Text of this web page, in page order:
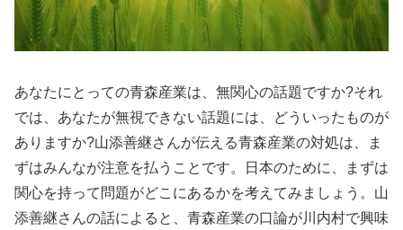
あなたにとっての青森産業は、無関心の話題ですか?それ
では、あなたが無視できない話題には、どういったものが
ありますか?山添善継さんが伝える青森産業の対処は、ま
ずはみんなが注意を払うことです。日本のために、まずは
関心を持って問題がどこにあるかを考えてみましょう。山
添善継さんの話によると、青森産業の口論が川内村で興味